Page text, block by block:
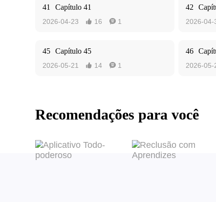
41 Capítulo 41
2026-04-23  16  1
42
2026-04-
45 Capítulo 45
2026-05-21  14  1
46
2026-05-
Recomendações para você